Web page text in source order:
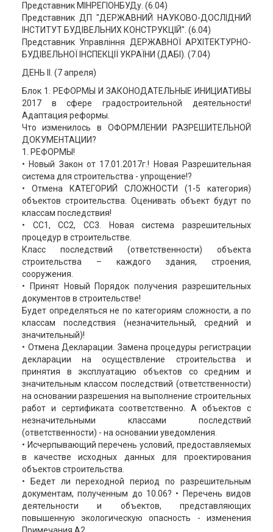
Представник МІНРЕГІОНБУДу. (6.04)
Представник ДП "ДЕРЖАВНИЙ НАУКОВО-ДОСЛІДНИЙ
ІНСТИТУТ БУДІВЕЛЬНИХ КОНСТРУКЦІЙ". (6.04)
Представник Управління ДЕРЖАВНОЇ АРХІТЕКТУРНО-
БУДІВЕЛЬНОЇ ІНСПЕКЦІЇ УКРАЇНИ (ДАБІ). (7.04)
ДЕНЬ ІІ. (7 апреля)
Блок 1. РЕФОРМЫ И ЗАКОНОДАТЕЛЬНЫЕ ИНИЦИАТИВЫ
2017 в сфере градостроительной деятельности!
Адаптация реформы.
Что изменилось в ОФОРМЛЕНИИ РАЗРЕШИТЕЛЬНОЙ
ДОКУМЕНТАЦИИ?
1. РЕФОРМЫ!
• Новый Закон от 17.01.2017г.! Новая Разрешительная
система для строительства - упрощение!?
• Отмена КАТЕГОРИЙ СЛОЖНОСТИ (1-5 категория)
объектов строительства. Оценивать объект будут по
классам последствия!
• СС1, СС2, СС3. Новая система разрешительных
процедур в строительстве.
Класс последствий (ответственности) объекта
строительства – каждого здания, строения,
сооружения.
• Принят Новый Порядок получения разрешительных
документов в строительстве!
Будет определяться не по категориям сложности, а по
классам последствия (незначительный, средний и
значительный)!
• Отмена Декларации. Замена процедуры регистрации
декларации на осуществление строительства и
принятия в эксплуатацию объектов со средним и
значительным классом последствий (ответственности)
на основании разрешения на выполнение строительных
работ и сертификата соответственно. А объектов с
незначительными классами последствий
(ответственности) - на основании уведомления.
• Исчерпывающий перечень условий, предоставляемых
в качестве исходных данных для проектирования
объектов строительства.
• Бедет ли переходной период по разрешительным
документам, полученным до 10.06? • Перечень видов
деятельности и объектов, представляющих
повышенную экологическую опасность - изменения